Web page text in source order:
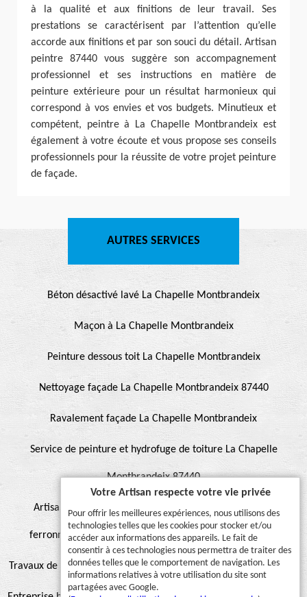
à la qualité et aux finitions de leur travail. Ses
prestations se caractérisent par l’attention qu’elle
accorde aux finitions et par son souci du détail. Artisan
peintre 87440 vous suggère son accompagnement
professionnel et ses instructions en matière de
peinture extérieure pour un résultat harmonieux qui
correspond à vos envies et vos budgets. Minutieux et
compétent, peintre à La Chapelle Montbrandeix est
également à votre écoute et vous propose ses conseils
professionnels pour la réussite de votre projet peinture
de façade.
AUTRES SERVICES
Béton désactivé lavé La Chapelle Montbrandeix
Maçon à La Chapelle Montbrandeix
Peinture dessous toit La Chapelle Montbrandeix
Nettoyage façade La Chapelle Montbrandeix 87440
Ravalement façade La Chapelle Montbrandeix
Service de peinture et hydrofuge de toiture La Chapelle
Montbrandeix 87440
Artisan pour peinture façade, muret, toiture, boiserie,
ferronnerie, gouttière La Chapelle Montbrandeix 87440
Travaux de peinture sur toiture La Chapelle Montbrandeix 87440
Votre Artisan respecte votre vie privée
Pour offrir les meilleures expériences, nous utilisons des
technologies telles que les cookies pour stocker et/ou
accéder aux informations des appareils. Le fait de
consentir à ces technologies nous permettra de traiter des
données telles que le comportement de navigation. Les
informations relatives à votre utilisation du site sont
partagées avec Google.